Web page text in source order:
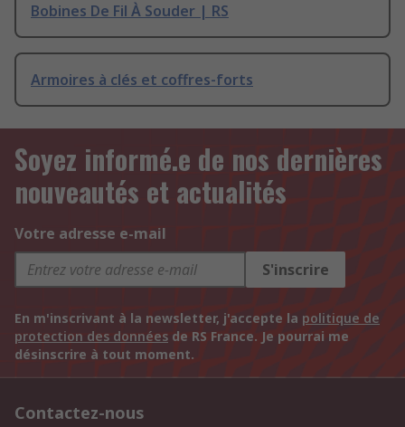
Bobines De Fil À Souder | RS
Armoires à clés et coffres-forts
Soyez informé.e de nos dernières
nouveautés et actualités
Votre adresse e-mail
S'inscrire
En m'inscrivant à la newsletter, j'accepte la politique de
protection des données de RS France. Je pourrai me
désinscrire à tout moment.
Contactez-nous